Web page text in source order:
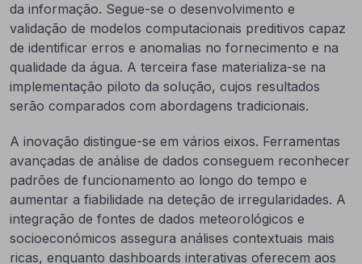
da informação. Segue-se o desenvolvimento e
validação de modelos computacionais preditivos capaz
de identificar erros e anomalias no fornecimento e na
qualidade da água. A terceira fase materializa-se na
implementação piloto da solução, cujos resultados
serão comparados com abordagens tradicionais.
A inovação distingue-se em vários eixos. Ferramentas
avançadas de análise de dados conseguem reconhecer
padrões de funcionamento ao longo do tempo e
aumentar a fiabilidade na deteção de irregularidades. A
integração de fontes de dados meteorológicos e
socioeconómicos assegura análises contextuais mais
ricas, enquanto dashboards interativas oferecem aos